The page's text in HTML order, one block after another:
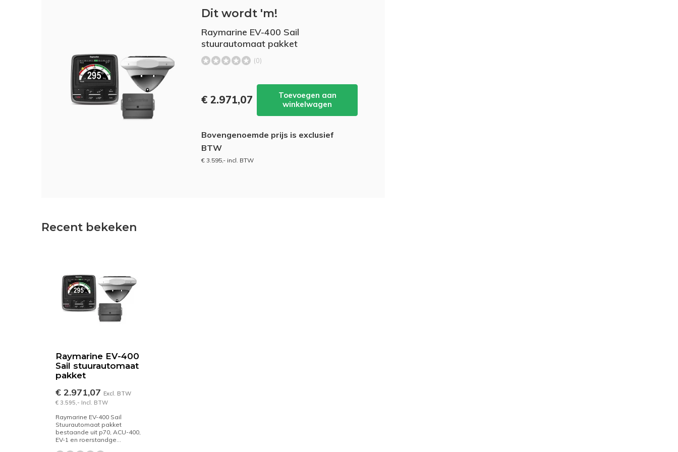
Dit wordt 'm!
Raymarine EV-400 Sail
stuurautomaat pakket
(0)
€ 2.971,07
Toevoegen aan
winkelwagen
Bovengenoemde prijs is exclusief
BTW
€ 3.595,- incl. BTW
Recent bekeken
Raymarine EV-400
Sail stuurautomaat
pakket
€ 2.971,07 Excl. BTW
€ 3.595,- Incl. BTW
Raymarine EV-400 Sail
Stuurautomaat pakket
bestaande uit p70, ACU-400,
EV-1 en roerstandge...